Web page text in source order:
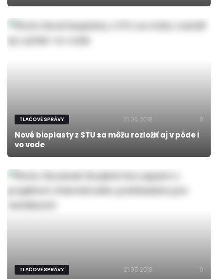
TLAČOVÉ SPRÁVY 31.05.2018 0
Nové bioplasty z STU sa môžu rozložiť aj v pôde i
vo vode
TLAČOVÉ SPRÁVY 21.05.2018 0